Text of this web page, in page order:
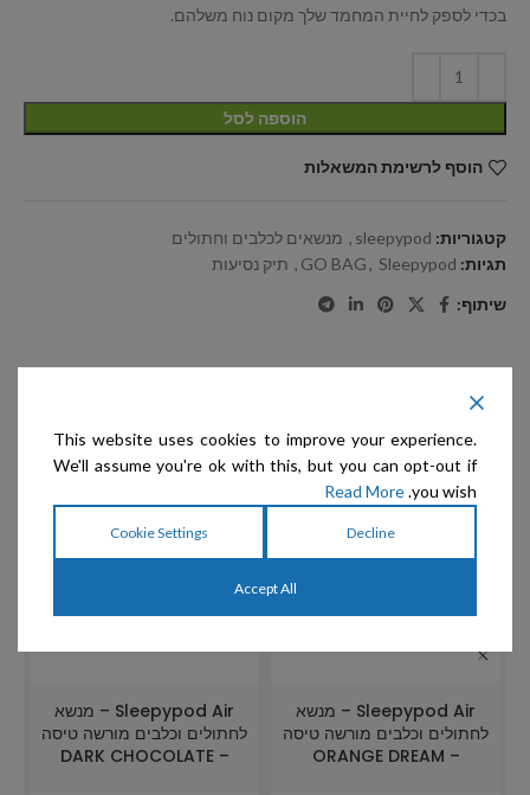
בכדי לספק לחיית המחמד שלך מקום נוח משלהם.
הוספה לסל
הוסף לרשימת המשאלות
קטגוריות: sleepypod
, מנשאים לכלבים וחתולים
תגיות:
GO BAG, Sleepypod
, תיק נסיעות
שיתוף:
מוצרים קשורים
אזל המלאי
Sleepypod Air – מנשא
לחתולים וכלבים מורשה טיסה
– ORANGE DREAM
Sleepypod Air – מנשא
לחתולים וכלבים מורשה טיסה
– DARK CHOCOLATE
This website uses cookies to improve your experience.
We'll assume you're ok with this, but you can opt-out if
you wish.
Read More
Decline
Cookie Settings
Accept All